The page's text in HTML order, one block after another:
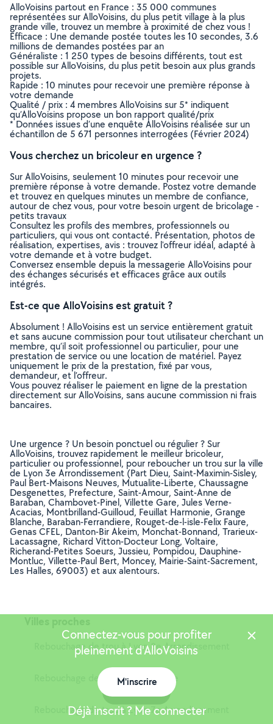
AlloVoisins partout en France : 35 000 communes
représentées sur AlloVoisins, du plus petit village à la plus
grande ville, trouvez un membre à proximité de chez vous !
Efficace : Une demande postée toutes les 10 secondes, 3.6
millions de demandes postées par an
Généraliste : 1 250 types de besoins différents, tout est
possible sur AlloVoisins, du plus petit besoin aux plus grands
projets.
Rapide : 10 minutes pour recevoir une première réponse à
votre demande
Qualité / prix : 4 membres AlloVoisins sur 5* indiquent
qu’AlloVoisins propose un bon rapport qualité/prix
* Données issues d’une enquête AlloVoisins réalisée sur un
échantillon de 5 671 personnes interrogées (Février 2024)
Vous cherchez un bricoleur en urgence ?
Sur AlloVoisins, seulement 10 minutes pour recevoir une
première réponse à votre demande. Postez votre demande
et trouvez en quelques minutes un membre de confiance,
autour de chez vous, pour votre besoin urgent de bricolage -
petits travaux
Consultez les profils des membres, professionnels ou
particuliers, qui vous ont contacté. Présentation, photos de
réalisation, expertises, avis : trouvez l'offreur idéal, adapté à
votre demande et à votre budget.
Conversez ensemble depuis la messagerie AlloVoisins pour
des échanges sécurisés et efficaces grâce aux outils
intégrés.
Est-ce que AlloVoisins est gratuit ?
Absolument ! AlloVoisins est un service entièrement gratuit
et sans aucune commission pour tout utilisateur cherchant un
membre, qu’il soit professionnel ou particulier, pour une
prestation de service ou une location de matériel. Payez
uniquement le prix de la prestation, fixé par vous,
demandeur, et l’offreur.
Vous pouvez réaliser le paiement en ligne de la prestation
directement sur AlloVoisins, sans aucune commission ni frais
bancaires.
Une urgence ? Un besoin ponctuel ou régulier ? Sur
AlloVoisins, trouvez rapidement le meilleur bricoleur,
particulier ou professionnel, pour reboucher un trou sur la ville
de Lyon 3e Arrondissement (Part Dieu, Saint-Maximin-Sisley,
Paul Bert-Maisons Neuves, Mutualite-Liberte, Chaussagne
Desgenettes, Prefecture, Saint-Amour, Saint-Anne de
Baraban, Chambovet-Pinel, Villette Gare, Jules Verne-
Acacias, Montbrilland-Guilloud, Feuillat Harmonie, Grange
Blanche, Baraban-Ferrandiere, Rouget-de-l-isle-Felix Faure,
Genas CFEL, Danton-Bir Akeim, Monchat-Bonnand, Trarieux-
Lacassagne, Richard Vitton-Docteur Long, Voltaire,
Richerand-Petites Soeurs, Jussieu, Pompidou, Dauphine-
Montluc, Villette-Paul Bert, Moncey, Mairie-Saint-Sacrement,
Les Halles, 69003) et aux alentours.
Rebouchage de trou à Lyon 8e Arrondissement
Rebouchage de trou à Villeurbanne
Rebouchage de trou à Lyon 7e Arrondissement
Connectez-vous pour profiter
pleinement d'AlloVoisins
M'inscrire
Déjà inscrit ? Me connecter